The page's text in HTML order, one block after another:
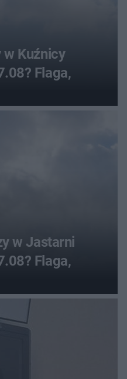
w Kuźnicy
Flaga,
w Jastarni
Flaga,